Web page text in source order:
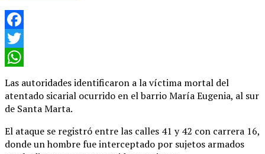
Facebook
Twitter
Las autoridades identificaron a la víctima mortal del
atentado sicarial ocurrido en el barrio María Eugenia, al sur
de Santa Marta.
El ataque se registró entre las calles 41 y 42 con carrera 16,
donde un hombre fue interceptado por sujetos armados